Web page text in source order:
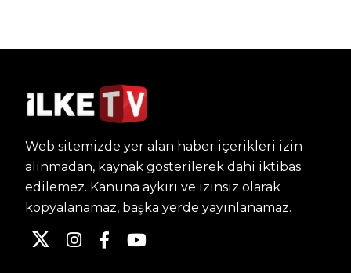
Web sitemizde yer alan haber içerikleri izin
alınmadan, kaynak gösterilerek dahi iktibas
edilemez. Kanuna aykırı ve izinsiz olarak
kopyalanamaz, başka yerde yayınlanamaz.